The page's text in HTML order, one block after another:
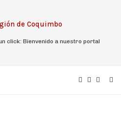
click: Bienvenido a nuestro portal